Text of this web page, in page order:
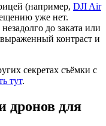
(например, DJI Air
уже нет.
до заката или
выраженный контраст и
секретах съёмки с
тут.
дронов для